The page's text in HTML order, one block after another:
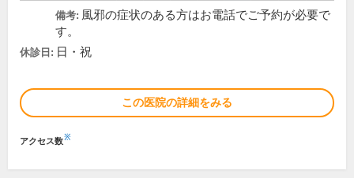
備考: 風邪の症状のある方はお電話でご予約が必要で
す。
休診日: 日・祝
この医院の詳細をみる
アクセス数※